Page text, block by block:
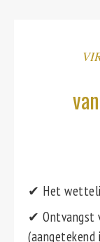
✔ Het
✔ Ontvangst